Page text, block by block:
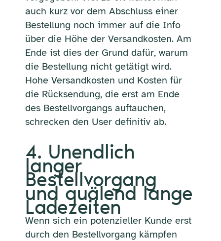
auch kurz vor dem Abschluss einer
Bestellung noch immer auf die Info
über die Höhe der Versandkosten. Am
Ende ist dies der Grund dafür, warum
die Bestellung nicht getätigt wird.
Hohe Versandkosten und Kosten für
die Rücksendung, die erst am Ende
des Bestellvorgangs auftauchen,
schrecken den User definitiv ab.
4. Unendlich
langer
Bestellvorgang
und quälend lange
Ladezeiten
Wenn sich ein potenzieller Kunde erst
durch den Bestellvorgang kämpfen